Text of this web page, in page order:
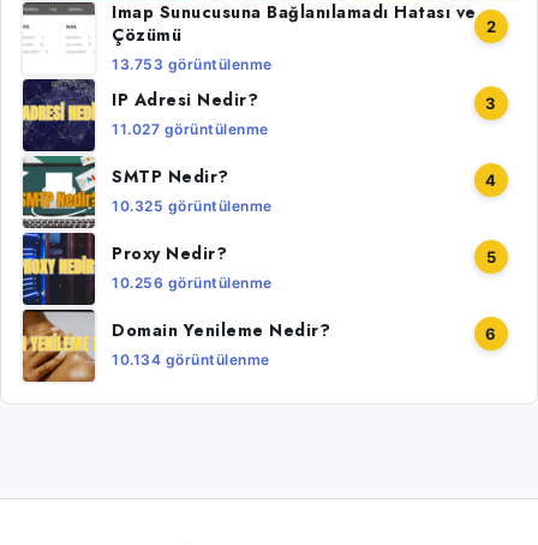
2
Imap Sunucusuna Bağlanılamadı Hatası ve
Çözümü
13.753 görüntülenme
3
IP Adresi Nedir?
11.027 görüntülenme
4
SMTP Nedir?
10.325 görüntülenme
5
Proxy Nedir?
10.256 görüntülenme
6
Domain Yenileme Nedir?
10.134 görüntülenme